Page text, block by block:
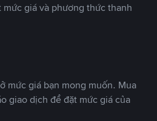
giá và phương thức thanh
mức giá bạn mong muốn. Mua
giao dịch để đặt mức giá của